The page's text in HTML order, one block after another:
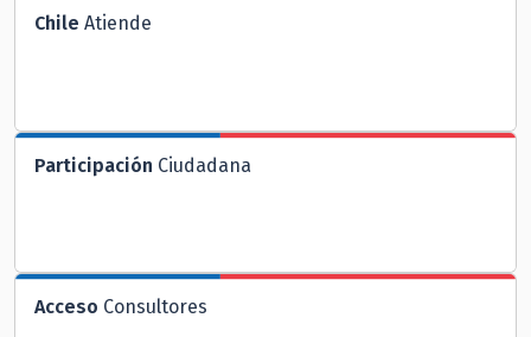
Chile Atiende
Participación Ciudadana
Acceso Consultores